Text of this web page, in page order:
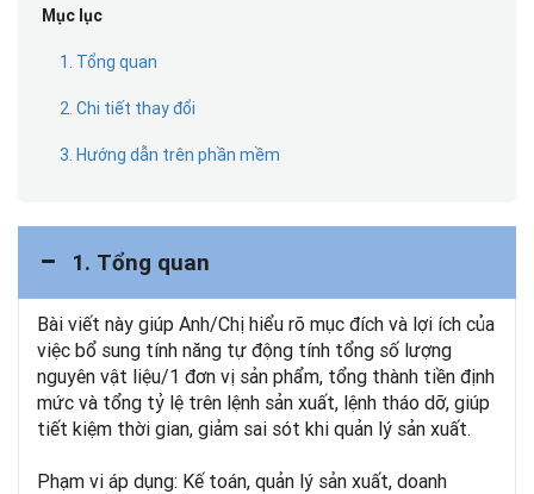
Mục lục
1. Tổng quan
2. Chi tiết thay đổi
3. Hướng dẫn trên phần mềm
1. Tổng quan
Bài viết này giúp Anh/Chị hiểu rõ mục đích và lợi ích của
việc bổ sung tính năng tự động tính tổng số lượng
nguyên vật liệu/1 đơn vị sản phẩm, tổng thành tiền định
mức và tổng tỷ lệ trên lệnh sản xuất, lệnh tháo dỡ, giúp
tiết kiệm thời gian, giảm sai sót khi quản lý sản xuất.
Phạm vi áp dụng: Kế toán, quản lý sản xuất, doanh